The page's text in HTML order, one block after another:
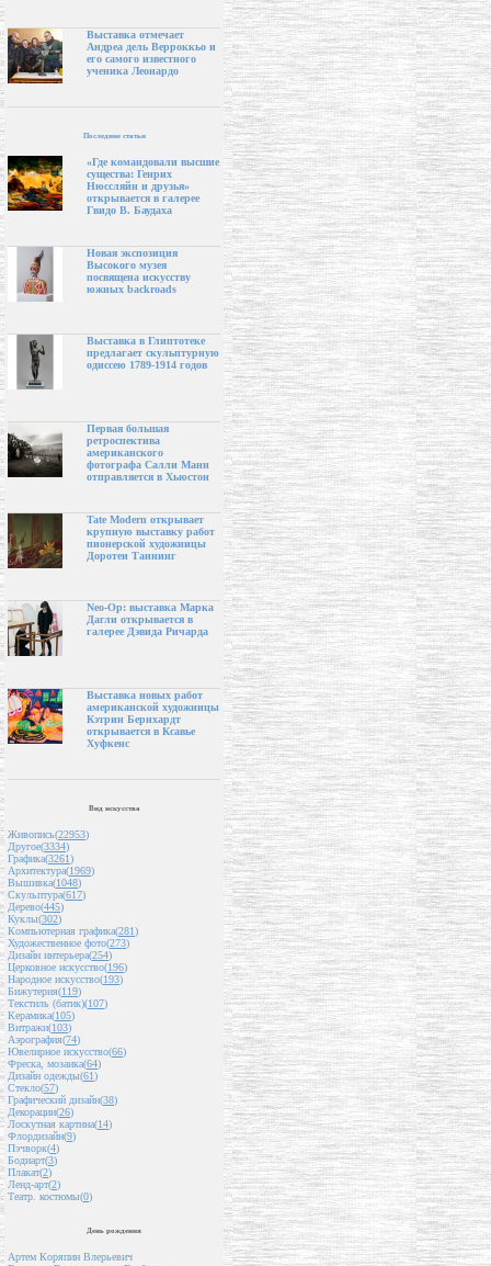
Выставка отмечает
Андреа дель Верроккьо и
его самого известного
ученика Леонардо
Последние статьи
«Где командовали высшие
существа: Генрих
Нюссляйн и друзья»
открывается в галерее
Гвидо В. Баудаха
Новая экспозиция
Высокого музея
посвящена искусству
южных backroads
Выставка в Глиптотеке
предлагает скульптурную
одиссею 1789-1914 годов
Первая большая
ретроспектива
американского
фотографа Салли Манн
отправляется в Хьюстон
Tate Modern открывает
крупную выставку работ
пионерской художницы
Доротеи Таннинг
Neo-Op: выставка Марка
Дагли открывается в
галерее Дэвида Ричарда
Выставка новых работ
американской художницы
Кэтрин Бернхардт
открывается в Ксавье
Хуфкенс
Вид искусства
Живопись(22953)
Другое(3334)
Графика(3261)
Архитектура(1969)
Вышивка(1048)
Скульптура(617)
Дерево(445)
Куклы(302)
Компьютерная графика(281)
Художественное фото(273)
Дизайн интерьера(254)
Церковное искусство(196)
Народное искусство(193)
Бижутерия(119)
Текстиль (батик)(107)
Керамика(105)
Витражи(103)
Аэрография(74)
Ювелирное искусство(66)
Фреска, мозаика(64)
Дизайн одежды(61)
Стекло(57)
Графический дизайн(38)
Декорации(26)
Лоскутная картина(14)
Флордизайн(9)
Пэчворк(4)
Бодиарт(3)
Плакат(2)
Ленд-арт(2)
Театр. костюмы(0)
День рождения
Артем Коряпин Влерьевич